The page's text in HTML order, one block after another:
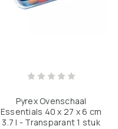
Pyrex Ovenschaal
Essentials 40 x 27 x 6 cm
3.7 l - Transparant 1 stuk